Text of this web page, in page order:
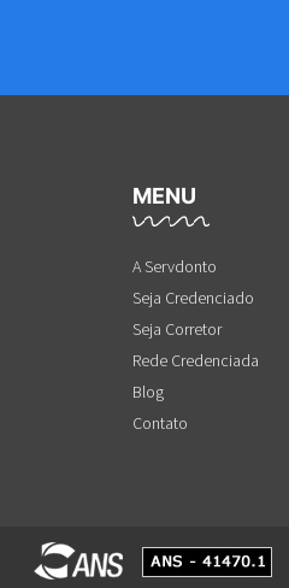
MENU
A Servdonto
Seja Credenciado
Seja Corretor
Rede Credenciada
Blog
Contato